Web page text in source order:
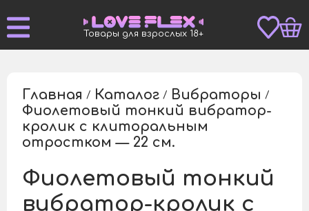
Товары для взрослых 18+
Главная / Каталог / Вибраторы /
Фиолетовый тонкий вибратор-
кролик с клиторальным
отростком — 22 см.
Фиолетовый тонкий
вибратор-кролик с